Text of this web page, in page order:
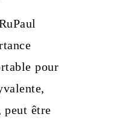
pour
peut être